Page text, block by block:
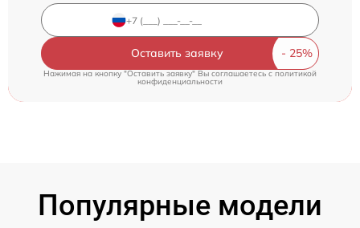
Оставить заявку
Нажимая на кнопку "Оставить заявку" Вы соглашаетесь cполитикой
конфиденциальности
Популярные модели